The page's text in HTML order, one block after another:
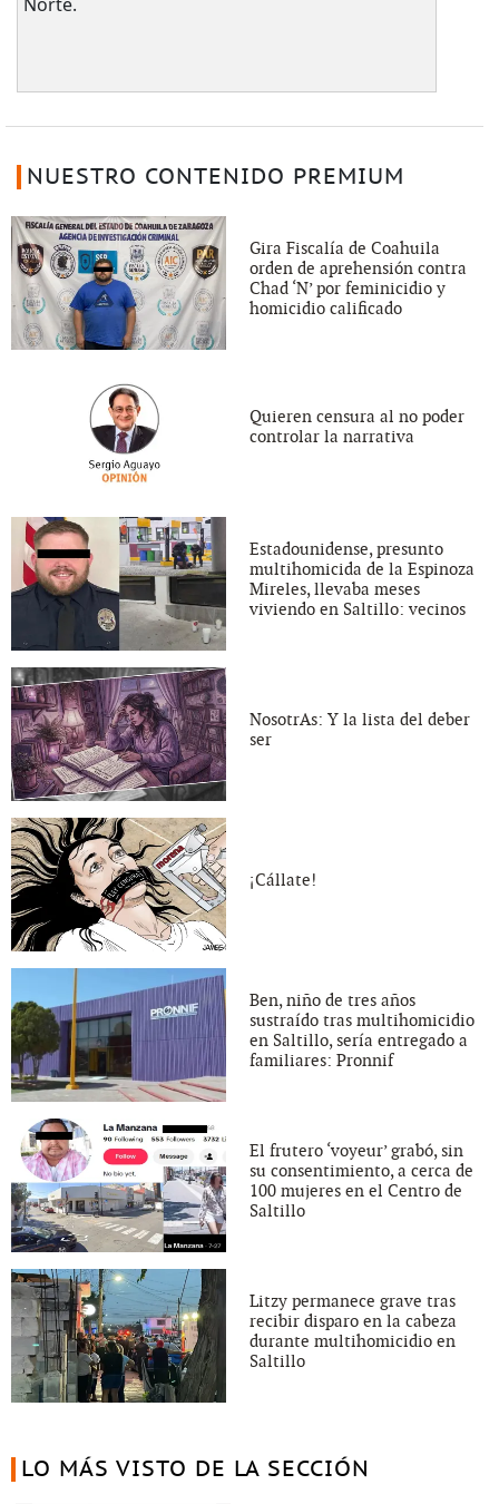
NUESTRO CONTENIDO PREMIUM
Gira Fiscalía de Coahuila
orden de aprehensión contra
Chad ‘N’ por feminicidio y
homicidio calificado
Quieren censura al no poder
controlar la narrativa
Estadounidense, presunto
multihomicida de la Espinoza
Mireles, llevaba meses
viviendo en Saltillo: vecinos
NosotrAs: Y la lista del deber
ser
¡Cállate!
Ben, niño de tres años
sustraído tras multihomicidio
en Saltillo, sería entregado a
familiares: Pronnif
El frutero ‘voyeur’ grabó, sin
su consentimiento, a cerca de
100 mujeres en el Centro de
Saltillo
Litzy permanece grave tras
recibir disparo en la cabeza
durante multihomicidio en
Saltillo
LO MÁS VISTO DE LA SECCIÓN